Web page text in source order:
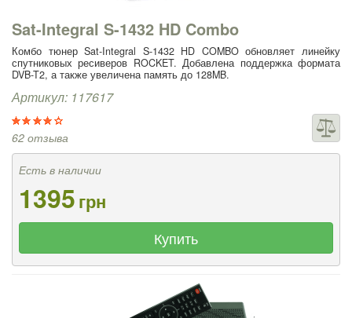
Sat-Integral S-1432 HD Combo
Комбо тюнер Sat-Integral S-1432 HD COMBO обновляет линейку
спутниковых ресиверов ROCKET. Добавлена поддержка формата
DVB-T2, а также увеличена память до 128MB.
Артикул: 117617
62 отзыва
Есть в наличии
1395грн
Купить